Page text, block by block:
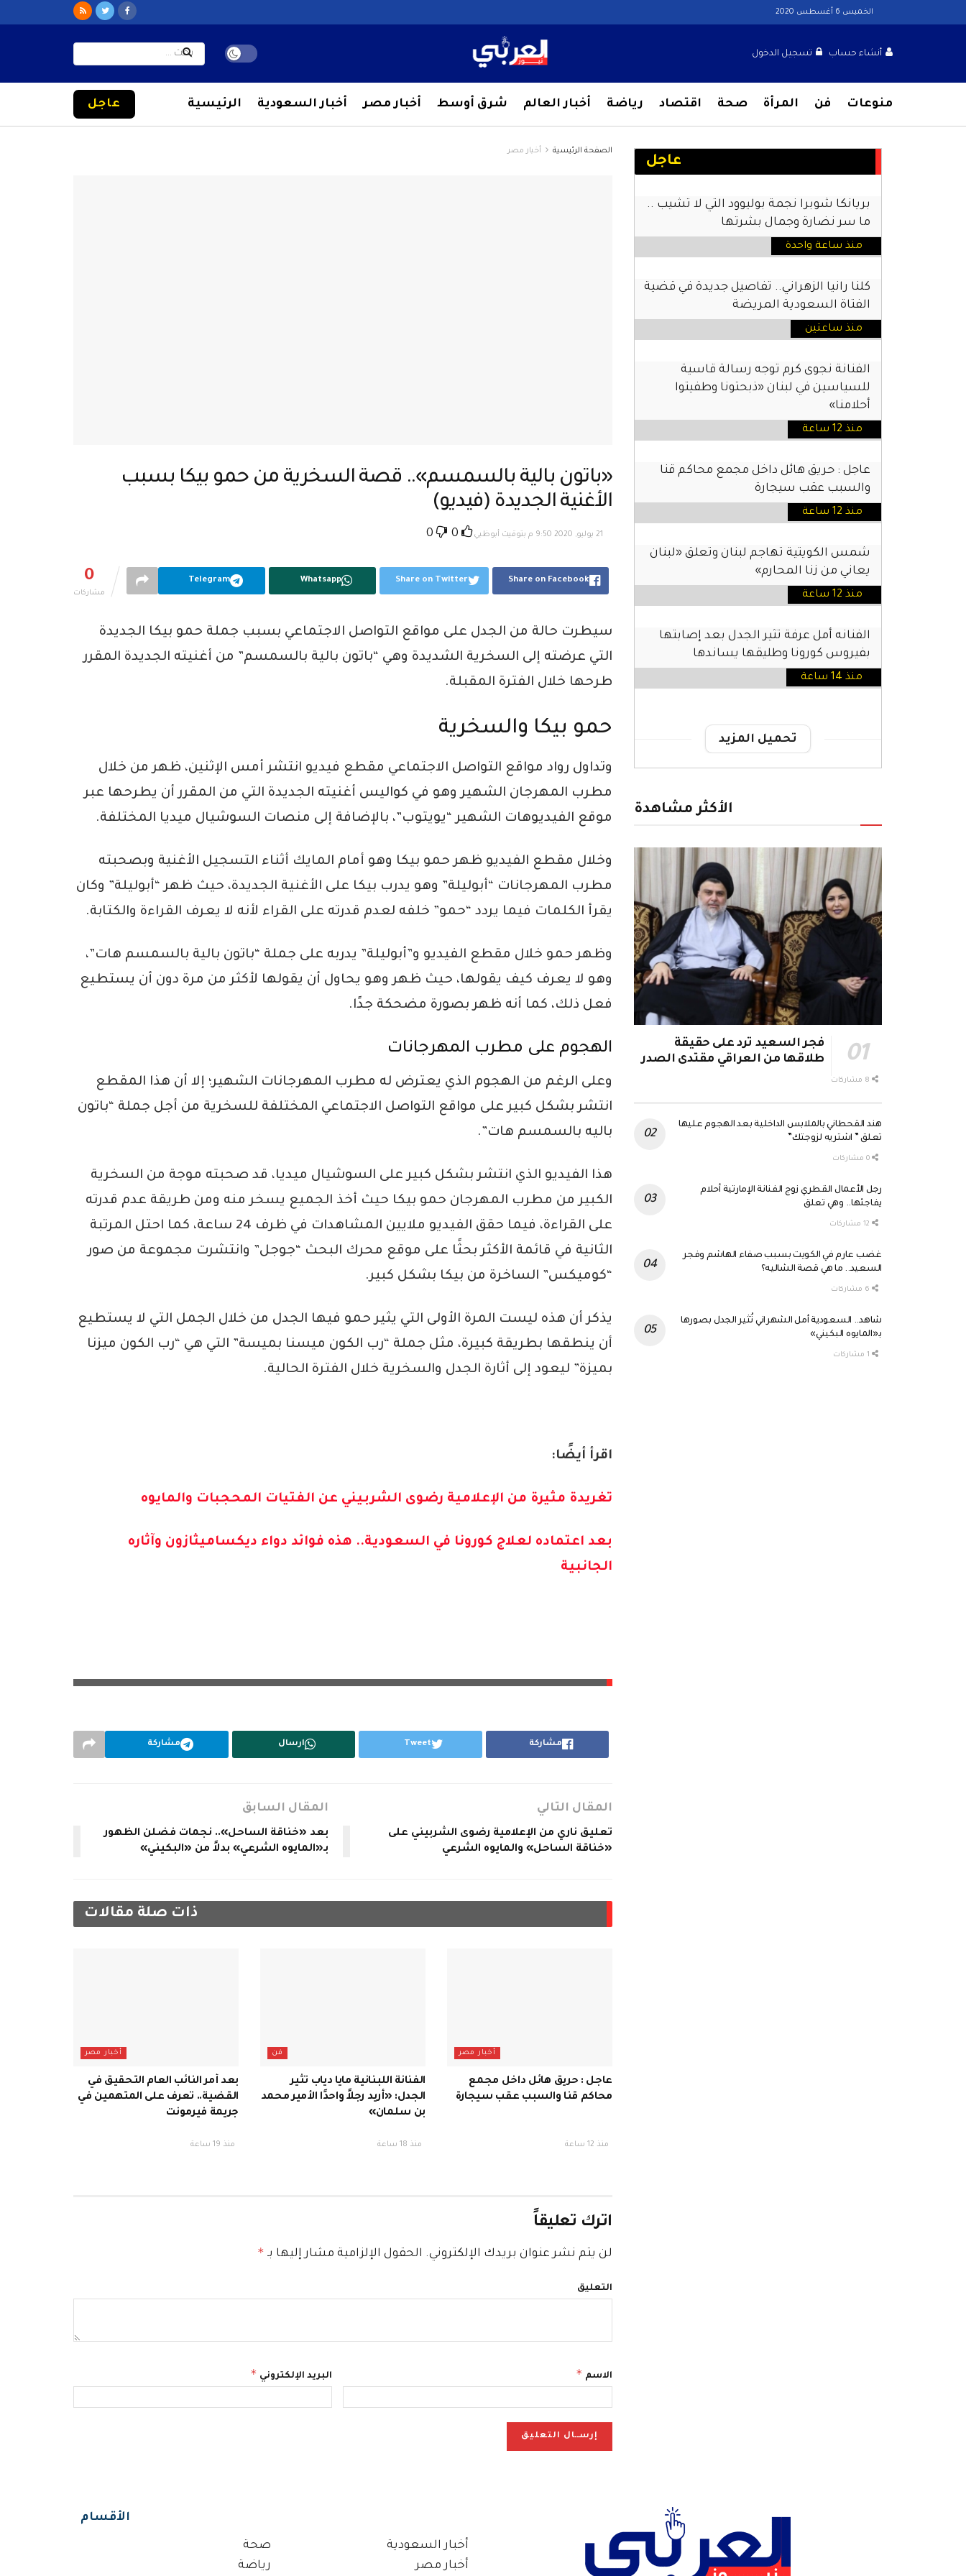
الخميس 6 أغسطس 2020
تسجيل الدخول أنشاء حساب
الرئيسية أخبار السعودية أخبار مصر شرق أوسط أخبار العالم رياضة اقتصاد صحة المرأة فن منوعات عاجل
الصفحة الرئيسية أخبار مصر
«باتون بالية بالسمسم».. قصة السخرية من حمو بيكا بسبب
الأغنية الجديدة (فيديو)
21 يوليو, 2020 9:50 م بتوقيت أبوظبي 0
0
0
مشاركات
Share on Facebook
Share on Twitter
Whatsapp
Telegram
سيطرت حالة من الجدل على مواقع التواصل الاجتماعي بسبب جملة حمو بيكا الجديدة
التي عرضته إلى السخرية الشديدة وهي “باتون بالية بالسمسم” من أغنيته الجديدة المقرر
طرحها خلال الفترة المقبلة.
حمو بيكا والسخرية
وتداول رواد مواقع التواصل الاجتماعي مقطع فيديو انتشر أمس الإثنين، ظهر من خلال
مطرب المهرجان الشهير وهو في كواليس أغنيته الجديدة التي من المقرر أن يطرحها عبر
موقع الفيديوهات الشهير “يويتوب”، بالإضافة إلى منصات السوشيال ميديا المختلفة.
وخلال مقطع الفيديو ظهر حمو بيكا وهو أمام المايك أثناء التسجيل الأغنية وبصحبته
مطرب المهرجانات “أبوليلة” وهو يدرب بيكا على الأغنية الجديدة، حيث ظهر “أبوليلة” وكان
يقرأ الكلمات فيما يردد “حمو” خلفه لعدم قدرته على القراء لأنه لا يعرف القراءة والكتابة.
وظهر حمو خلال مقطع الفيديو و”أبوليلة” يدربه على جملة “باتون بالية بالسمسم هات”،
وهو لا يعرف كيف يقولها، حيث ظهر وهو يحاول أن يقولها لأكثر من مرة دون أن يستطيع
فعل ذلك، كما أنه ظهر بصورة مضحكة جدًا.
الهجوم على مطرب المهرجانات
وعلى الرغم من الهجوم الذي يعترض له مطرب المهرجانات الشهير؛ إلا أن هذا المقطع
انتشر بشكل كبير على مواقع التواصل الاجتماعي المختلفة للسخرية من أجل جملة “باتون
باليه بالسمسم هات”.
هذا الفيديو الذي انتشر بشكل كبير على السوشيال ميديا، قد صحبته موجة من السخرية
الكبير من مطرب المهرجان حمو بيكا حيث أخذ الجميع يسخر منه ومن طريقة عدم قدرته
على القراءة، فيما حقق الفيديو ملايين المشاهدات في ظرف 24 ساعة، كما احتل المرتبة
الثانية في قائمة الأكثر بحثًا على موقع محرك البحث “جوجل” وانتشرت مجموعة من صور
“كوميكس” الساخرة من بيكا بشكل كبير.
يذكر أن هذه ليست المرة الأولى التي يثير حمو فيها الجدل من خلال الجمل التي لا يستطيع
أن ينطقها بطريقة كبيرة، مثل جملة “رب الكون ميسنا بميسة” التي هي “رب الكون ميزنا
بميزة” ليعود إلى أثارة الجدل والسخرية خلال الفترة الحالية.
اقرأ أيضًا:
تغريدة مثيرة من الإعلامية رضوى الشربيني عن الفتيات المحجبات والمايوه
بعد اعتماده لعلاج كورونا في السعودية.. هذه فوائد دواء ديكساميثازون وآثاره
الجانبية
مشاركة Tweet ارسال مشاركة
المقال السابق
بعد «خناقة الساحل».. نجمات فضلن الظهور
بـ«المايوه الشرعي» بدلاً من «البكيني»
المقال التالي
تعليق ناري من الإعلامية رضوى الشربيني على
«خناقة الساحل» والمايوه الشرعي
ذات صلة مقالات
أخبار مصر
عاجل : حريق هائل داخل مجمع
محاكم قنا والسبب عقب سيجارة
منذ 12 ساعة
فن
الفنانة اللبنانية مايا دياب تثير
الجدل: «أريد رجلاً واحدًا الأمير محمد
بن سلمان»
منذ 18 ساعة
أخبار مصر
بعد أمر النائب العام التحقيق في
القضية.. تعرف على المتهمين في
جريمة فيرمونت
منذ 19 ساعة
اترك تعليقاً
لن يتم نشر عنوان بريدك الإلكتروني. الحقول الإلزامية مشار إليها بـ *
التعليق
الاسم * البريد الإلكتروني *
عاجل
بريانكا شوبرا نجمة بوليوود التي لا تشيب ..
ما سر نضارة وجمال بشرتها
منذ ساعة واحدة
كلنا رانيا الزهراني.. تفاصيل جديدة في قضية
الفتاة السعودية المريضة
منذ ساعتين
الفنانة نجوى كرم توجه رسالة قاسية
للسياسين في لبنان «ذبحتونا وطفيتوا
أحلامنا»
منذ 12 ساعة
عاجل : حريق هائل داخل مجمع محاكم قنا
والسبب عقب سيجارة
منذ 12 ساعة
شمس الكويتية تهاجم لبنان وتعلق «لبنان
يعاني من زنا المحارم»
منذ 12 ساعة
الفنانه أمل عرفة تثير الجدل بعد إصابتها
بفيروس كورونا وطليقها يساندها
منذ 14 ساعة
تحميل المزيد
الأكثر مشاهدة
فجر السعيد ترد على حقيقة
طلاقها من العراقي مقتدى الصدر
هند القحطاني بالملابس الداخلية بعد الهجوم عليها
تعلق ” اشتريه لزوجتك”
رجل الأعمال القطري زوج الفنانة الإمارتية أحلام
يفاجئها.. وهي تعلق
غضب عارم في الكويت بسبب صفاء الهاشم وفجر
السعيد.. ما هي قصة الشاليه؟
شاهد.. السعودية أمل الشهراني تُثير الجدل بصورها
بـ«المايوه البكيني»
الأقسام
أخبار السعودية
أخبار مصر
صحة
رياضة